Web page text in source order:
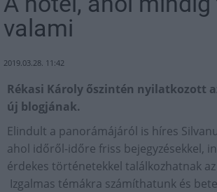
valami
2019.03.28. 11:42
Rékasi Károly őszintén nyilatkozott
új blogjának.
Elindult a panorámájáról is híres
ahol időről-időre friss bejegyzésekkel,
érdekes történetekkel találkozhatnak
Izgalmas témákra számíthatunk és